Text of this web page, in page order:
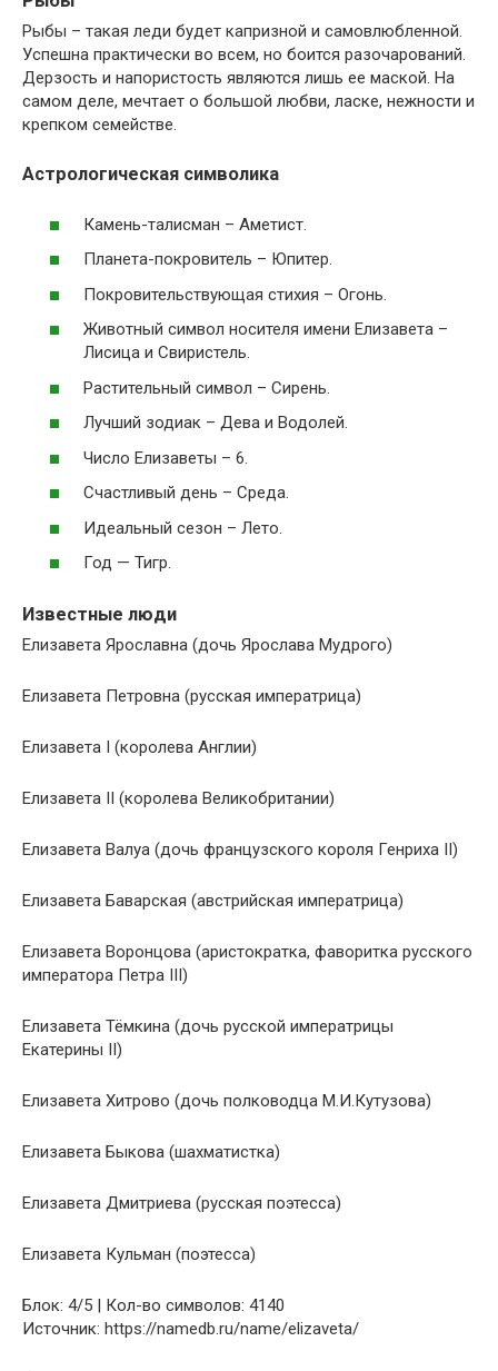
Рыбы – такая леди будет капризной и самовлюбленной.
Успешна практически во всем, но боится разочарований.
Дерзость и напористость являются лишь ее маской. На
самом деле, мечтает о большой любви, ласке, нежности и
крепком семействе.
Астрологическая символика
Камень-талисман – Аметист.
Планета-покровитель – Юпитер.
Покровительствующая стихия – Огонь.
Животный символ носителя имени Елизавета –
Лисица и Свиристель.
Растительный символ – Сирень.
Лучший зодиак – Дева и Водолей.
Число Елизаветы – 6.
Счастливый день – Среда.
Идеальный сезон – Лето.
Год — Тигр.
Известные люди
Елизавета Ярославна (дочь Ярослава Мудрого)
Елизавета Петровна (русская императрица)
Елизавета I (королева Англии)
Елизавета II (королева Великобритании)
Елизавета Валуа (дочь французского короля Генриха II)
Елизавета Баварская (австрийская императрица)
Елизавета Воронцова (аристократка, фаворитка русского
императора Петра III)
Елизавета Тёмкина (дочь русской императрицы
Екатерины II)
Елизавета Хитрово (дочь полководца М.И.Кутузова)
Елизавета Быкова (шахматистка)
Елизавета Дмитриева (русская поэтесса)
Елизавета Кульман (поэтесса)
Блок: 4/5 | Кол-во символов: 4140
Источник: https://namedb.ru/name/elizaveta/